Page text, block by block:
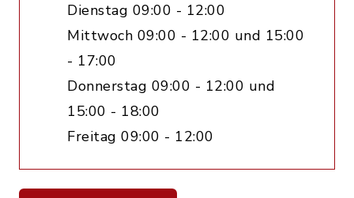
Dienstag 09:00 - 12:00
Mittwoch 09:00 - 12:00 und 15:00
- 17:00
Donnerstag 09:00 - 12:00 und
15:00 - 18:00
Freitag 09:00 - 12:00